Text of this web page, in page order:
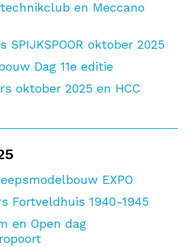
en Meccano
SPIJKSPOOR oktober 2025
Dag 11e editie
oktober 2025 en HCC
EXPO
Fortveldhuis 1940-1945
en Open dag